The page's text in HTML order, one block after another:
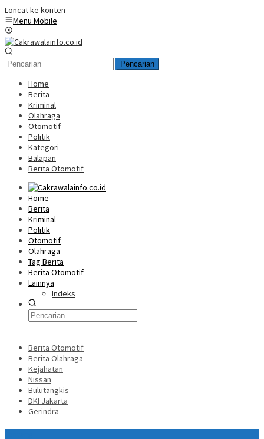
Loncat ke konten
Menu Mobile
Pencarian
Home
Berita
Kriminal
Olahraga
Otomotif
Politik
Kategori
Balapan
Berita Otomotif
Home
Berita
Kriminal
Politik
Otomotif
Olahraga
Tag Berita
Berita Otomotif
Lainnya
Indeks
Berita Otomotif
Berita Olahraga
Kejahatan
Nissan
Bulutangkis
DKI Jakarta
Gerindra